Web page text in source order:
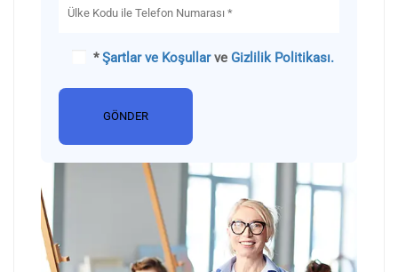
*Şartlar ve Koşullarve Gizlilik Politikası.